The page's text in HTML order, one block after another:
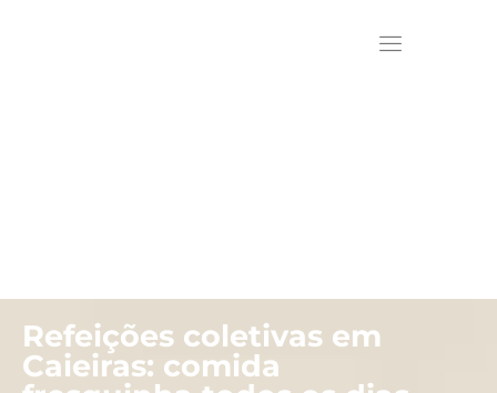
Refeições coletivas em
Caieiras: comida